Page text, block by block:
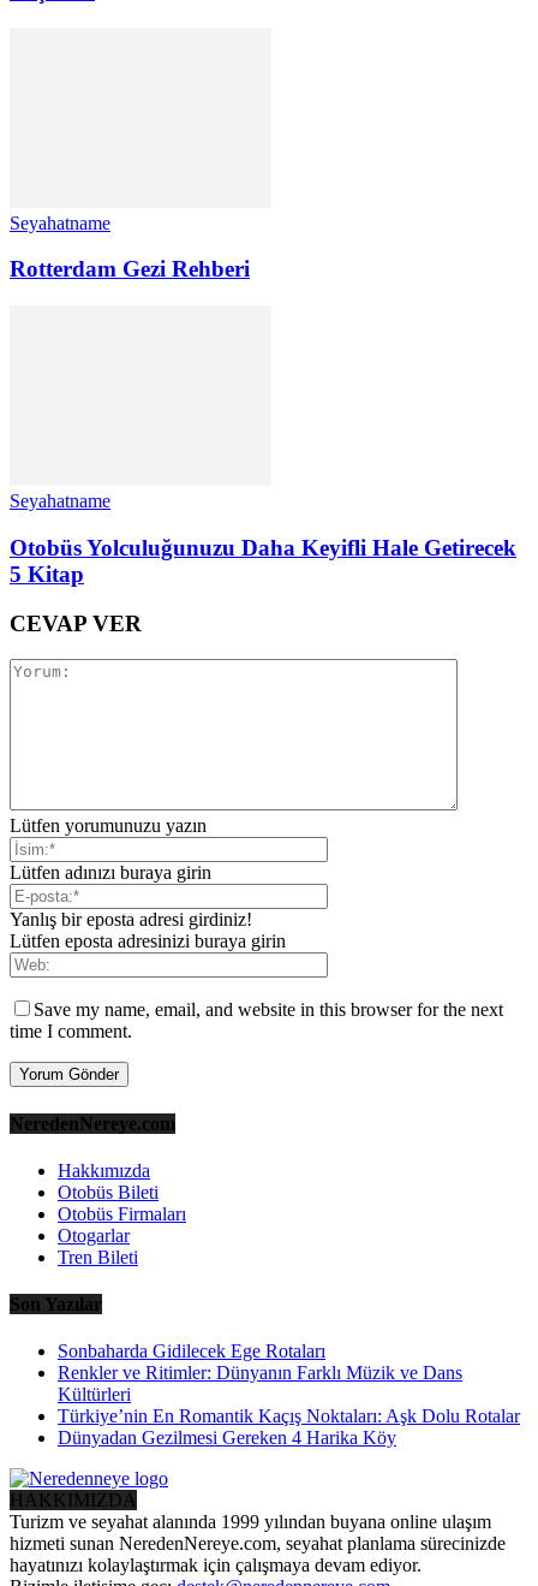
Seyahatname
Rotterdam Gezi Rehberi
Seyahatname
Otobüs Yolculuğunuzu Daha Keyifli Hale Getirecek
5 Kitap
CEVAP VER
Lütfen yorumunuzu yazın
Lütfen adınızı buraya girin
Yanlış bir eposta adresi girdiniz!
Lütfen eposta adresinizi buraya girin
Save my name, email, and website in this browser for the next
time I comment.
NeredenNereye.com
Hakkımızda
Otobüs Bileti
Otobüs Firmaları
Otogarlar
Tren Bileti
Son Yazılar
Sonbaharda Gidilecek Ege Rotaları
Renkler ve Ritimler: Dünyanın Farklı Müzik ve Dans
Kültürleri
Türkiye’nin En Romantik Kaçış Noktaları: Aşk Dolu Rotalar
Dünyadan Gezilmesi Gereken 4 Harika Köy
HAKKIMIZDA
Turizm ve seyahat alanında 1999 yılından buyana online ulaşım
hizmeti sunan NeredenNereye.com, seyahat planlama sürecinizde
hayatınızı kolaylaştırmak için çalışmaya devam ediyor.